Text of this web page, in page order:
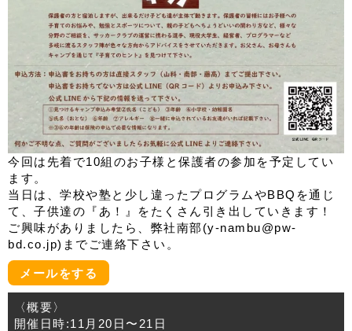
今回は先着で10組のお子様と保護者の参加を予定してい
ます。
当日は、学校や塾と少し違ったプログラムやBBQを通じ
て、子供達の『あ！』をたくさん引き出していきます！
ご興味がありましたら、弊社南部(y-nambu@pw-
bd.co.jp)までご連絡下さい。
メールをする
〈概要〉
開催日時:11月20日〜21日